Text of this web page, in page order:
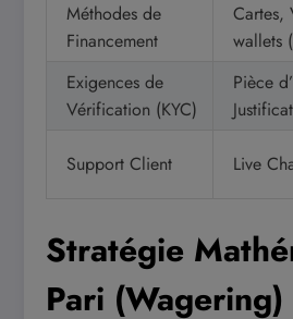
Méthodes de
Financement
Cartes,
wallets
Exigences de
Vérification (KYC)
Pièce
Support Client Live
Stratégie
Pari (Wagering)